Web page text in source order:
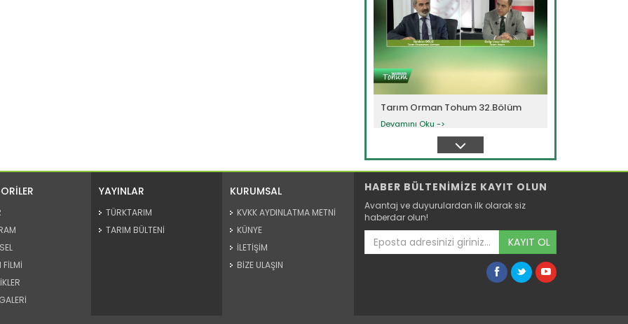
Tarım Orman Tohum 32.Bölüm
Devamını Oku ->
Tarım Orman Tohum 31.Bölüm
FİLMİ
YAYINLAR
TÜRKTARIM
TARIM BÜLTENİ
KURUMSAL
KVKK AYDINLATMA METNİ
KÜNYE
İLETİŞİM
BİZE ULAŞIN
HABER BÜLTENİMİZE KAYIT OLUN
Avantaj ve duyurulardan ilk olarak siz
haberdar olun!
KAYIT OL